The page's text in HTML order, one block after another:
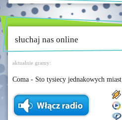
słuchaj nas online
aktualnie gramy:
Coma - Sto tysiecy jednakowych miast